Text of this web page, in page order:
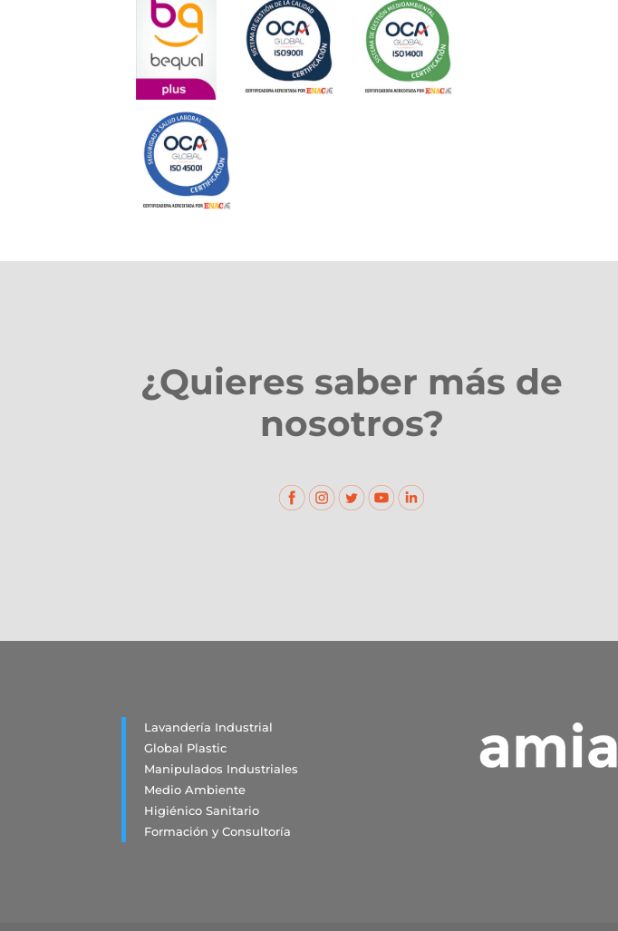
¿Quieres saber más de
nosotros?
Lavandería Industrial
Global Plastic
Manipulados Industriales
Medio Ambiente
Higiénico Sanitario
Formación y Consultoría